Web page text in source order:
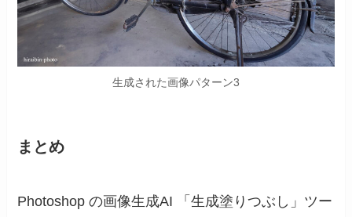
生成された画像パターン3
まとめ
Photoshop の画像生成AI 「生成塗りつぶし」ツー